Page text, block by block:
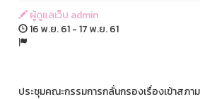
ผู้ดูแลเว็บ admin
16 พ.ย. 61 - 17 พ.ย. 61
ประชุมคณะกรรมการกลั่นกรองเรื่องเข้าสภา